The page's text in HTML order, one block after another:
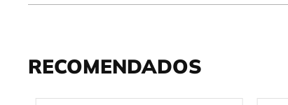
RECOMENDADOS